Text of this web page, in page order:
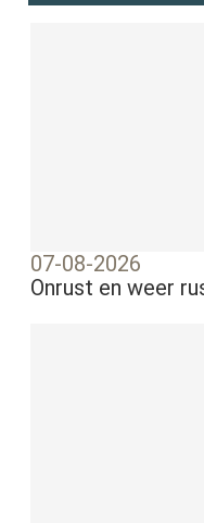
07-08-2026
Onrust en weer